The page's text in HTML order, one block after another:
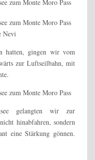
hatten, gingen wir vom
zur Luftseilbahn, mit
gelangten wir zur
hinabfahren, sondern
eine Stärkung gönnen.